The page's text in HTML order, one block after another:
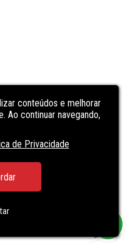
conteúdos e melhorar
Ao continuar navegando,
de Privacidade